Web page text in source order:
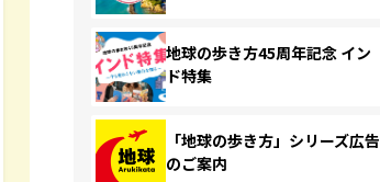
地球の歩き方45周年記念 イン
ド特集
「地球の歩き方」シリーズ広告
のご案内